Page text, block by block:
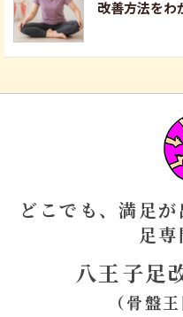
改善方法をわ
どこでも、満足
足
八王子足
（骨盤